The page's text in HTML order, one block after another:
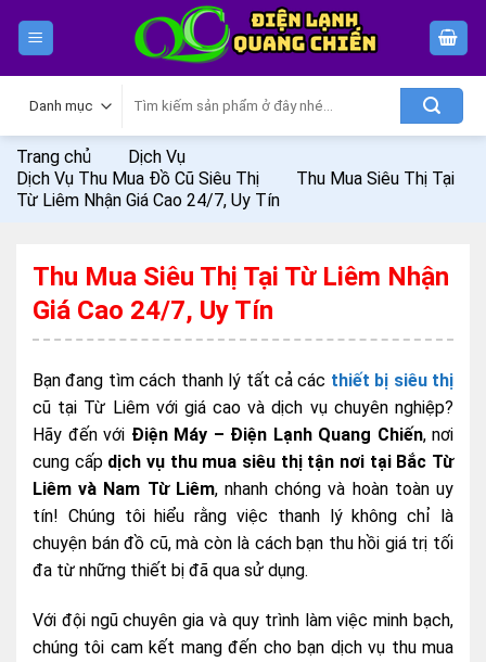
kiếm:
Trang chủ
Dịch Vụ
Dịch Vụ Thu Mua Đồ Cũ Siêu Thị
Thu Mua Siêu Thị Tại
Từ Liêm Nhận Giá Cao 24/7, Uy Tín
Thu Mua Siêu Thị Tại Từ Liêm Nhận
Giá Cao 24/7, Uy Tín
Bạn đang tìm cách thanh lý tất cả các thiết bị siêu thị
cũ tại Từ Liêm với giá cao và dịch vụ chuyên nghiệp?
Hãy đến với Điện Máy – Điện Lạnh Quang Chiến, nơi
cung cấp dịch vụ thu mua siêu thị tận nơi tại Bắc Từ
Liêm và Nam Từ Liêm, nhanh chóng và hoàn toàn uy
tín! Chúng tôi hiểu rằng việc thanh lý không chỉ là
chuyện bán đồ cũ, mà còn là cách bạn thu hồi giá trị tối
đa từ những thiết bị đã qua sử dụng.
Với đội ngũ chuyên gia và quy trình làm việc minh bạch,
chúng tôi cam kết mang đến cho bạn dịch vụ thu mua